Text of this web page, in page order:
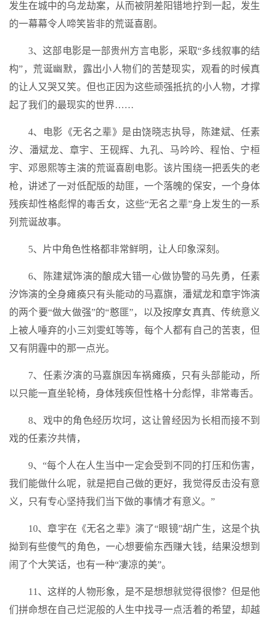
发生在城中的乌龙劫案，从而被阴差阳错地拧到一起，发生
的一幕幕令人啼笑皆非的荒诞喜剧。
3、这部电影是一部贵州方言电影，采取“多线叙事的结
构”，荒诞幽默，露出小人物们的苦楚现实，观看的时候真
的让人又哭又笑。但也正因为这些顽强抵抗的小人物，才撑
起了我们的最现实的世界……
4、电影《无名之辈》是由饶晓志执导，陈建斌、任素
汐、潘斌龙、章宇、王砚辉、九孔、马吟吟、程怡、宁桓
宇、邓恩熙等主演的荒诞喜剧电影。该片围绕一把丢失的老
枪，讲述了一对低配版的劫匪，一个落魄的保安，一个身体
残疾却性格彪悍的毒舌女，这些“无名之辈”身上发生的一系
列荒诞故事。
5、片中角色性格都非常鲜明，让人印象深刻。
6、陈建斌饰演的酿成大错一心做协警的马先勇，任素
汐饰演的全身瘫痪只有头能动的马嘉旗，潘斌龙和章宇饰演
的两个要“做大做强”的“憨匪”，以及按摩女真真、传统意义
上被人唾弃的小三刘雯虹等等，每个人都有自己的苦衷，但
又有阴霾中的那一点光。
7、任素汐演的马嘉旗因车祸瘫痪，只有头部能动，所
以只能一直坐轮椅，身体残疾但性格十分彪悍，非常毒舌。
8、戏中的角色经历坎坷，这让曾经因为长相而接不到
戏的任素汐共情，
9、“每个人在人生当中一定会受到不同的打压和伤害，
我们能做什么呢，就是把自己做的更好，我觉得反击没有意
义，只有专心坚持我们当下做的事情才有意义。”
10、章宇在《无名之辈》演了“眼镜”胡广生，这是个执
拗到有些傻气的角色，一心想要偷东西赚大钱，结果没想到
闹了个大笑话，也有一种“凄凉的美”。
11、这样的人物形象，是不是想想就觉得很惨？但是他
们拼命想在自己烂泥般的人生中找寻一点活着的希望，却越